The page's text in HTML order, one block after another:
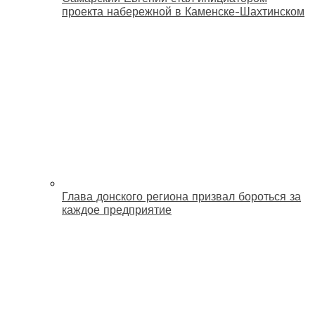
проекта набережной в Каменске-Шахтинском
Глава донского региона призвал бороться за
каждое предприятие